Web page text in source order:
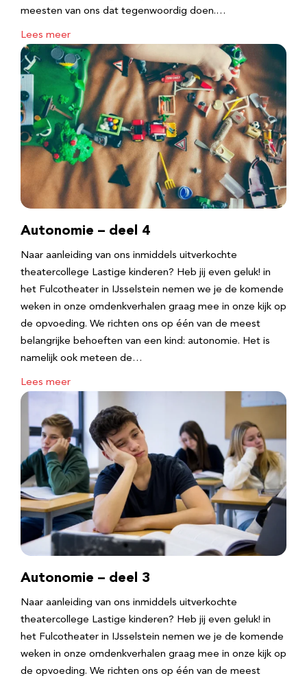
meesten van ons dat tegenwoordig doen.…
Lees meer
Autonomie – deel 4
Naar aanleiding van ons inmiddels uitverkochte
theatercollege Lastige kinderen? Heb jij even geluk! in
het Fulcotheater in IJsselstein nemen we je de komende
weken in onze omdenkverhalen graag mee in onze kijk op
de opvoeding. We richten ons op één van de meest
belangrijke behoeften van een kind: autonomie. Het is
namelijk ook meteen de…
Lees meer
Autonomie – deel 3
Naar aanleiding van ons inmiddels uitverkochte
theatercollege Lastige kinderen? Heb jij even geluk! in
het Fulcotheater in IJsselstein nemen we je de komende
weken in onze omdenkverhalen graag mee in onze kijk op
de opvoeding. We richten ons op één van de meest